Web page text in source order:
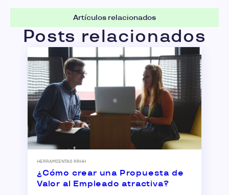
Artículos relacionados
Posts relacionados
HERRAMIENTAS RRHH
¿Cómo crear una Propuesta de
Valor al Empleado atractiva?